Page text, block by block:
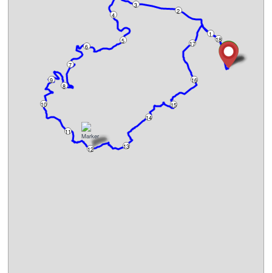
16
8
4
12
2
6
10
14
18
1
3
5
7
9
11
13
15
17